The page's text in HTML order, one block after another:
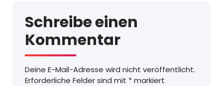
Schreibe einen
Kommentar
Deine E-Mail-Adresse wird nicht veröffentlicht.
Erforderliche Felder sind mit *markiert